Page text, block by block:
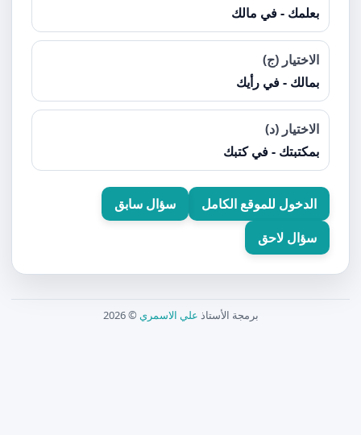
بعلمك - في مالك
الاختيار (ج)
بمالك - في رأيك
الاختيار (د)
بمكتبتك - في كتبك
الدخول للموقع الكامل
سؤال سابق
سؤال لاحق
برمجة الأستاذ علي الاسمري © 2026